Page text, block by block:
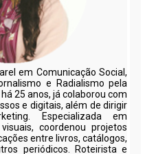
em Comunicação Social,
e Radialismo pela
25 anos, já colaborou com
e digitais, além de dirigir
Especializada em
coordenou projetos
entre livros, catálogos,
periódicos. Roteirista e